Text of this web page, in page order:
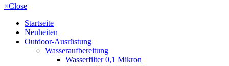
×Close
Startseite
Neuheiten
Outdoor-Ausrüstung
Wasseraufbereitung
Wasserfilter 0,1 Mikron